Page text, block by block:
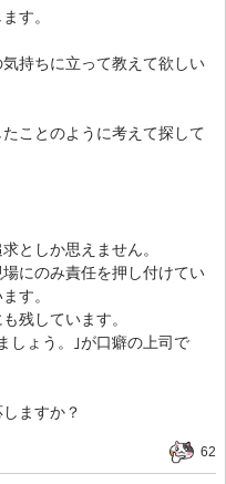
す。
持ちに立って教えて欲しい
ことのように考えて探して
としか思えません。
にのみ責任を押し付けてい
す。
残しています。
しょう。｣が口癖の上司で
ますか？
62